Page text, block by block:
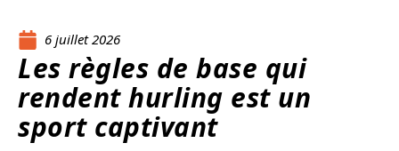
6 juillet 2026
Les règles de base qui
rendent hurling est un
sport captivant